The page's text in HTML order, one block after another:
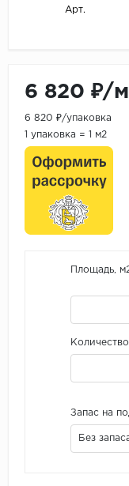
Арт.
6 820 ₽/
6 820 ₽/упаковка
1 упаковка = 1 м2
Площадь,
Запас на
Без